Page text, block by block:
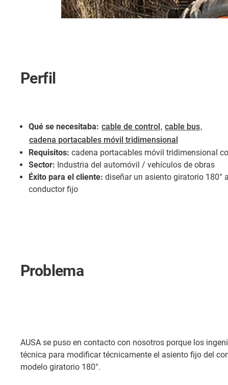
Perfil
Qué se necesitaba: cable de control , cable bus,
cadena portacables móvil tridimensional
Requisitos: cadena portacables móvil tridimensional
Sector: Industria del automóvil / vehículos de obras
Éxito para el cliente: diseñar un asiento giratorio 180°
conductor fijo
Problema
AUSA se puso en contacto con nosotros porque los
técnica para modificar técnicamente el asiento fijo del
modelo giratorio 180°.